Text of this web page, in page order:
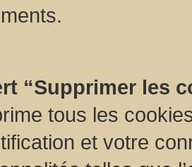
“Supprimer les
tous les
et votre